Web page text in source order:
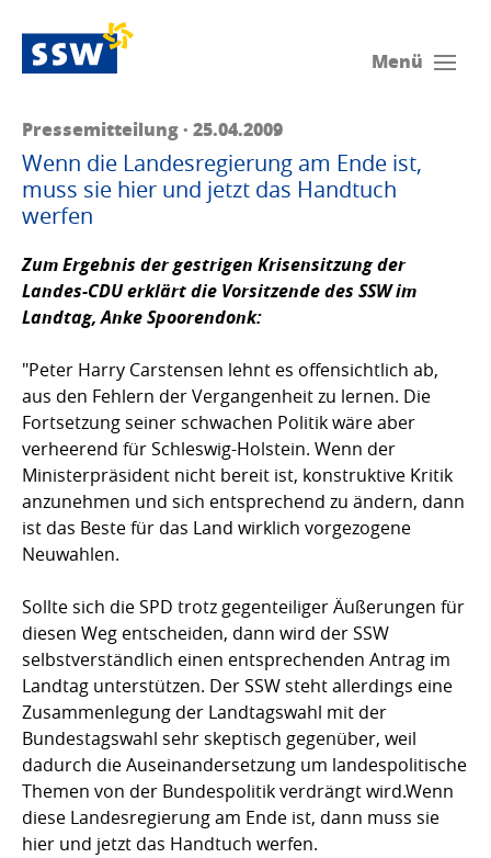
Menü
Pressemitteilung · 25.04.2009
Wenn die Landesregierung am Ende ist,
muss sie hier und jetzt das Handtuch
werfen
Zum Ergebnis der gestrigen Krisensitzung der
Landes-CDU erklärt die Vorsitzende des SSW im
Landtag,Anke Spoorendonk:
"Peter Harry Carstensen lehnt es offensichtlich ab,
aus den Fehlern der Vergangenheit zu lernen. Die
Fortsetzung seiner schwachen Politik wäre aber
verheerend für Schleswig-Holstein. Wenn der
Ministerpräsident nicht bereit ist, konstruktive Kritik
anzunehmen und sich entsprechend zu ändern, dann
ist das Beste für das Land wirklich vorgezogene
Neuwahlen.
Sollte sich die SPD trotz gegenteiliger Äußerungen für
diesen Weg entscheiden, dann wird der SSW
selbstverständlich einen entsprechenden Antrag im
Landtag unterstützen. Der SSW steht allerdings eine
Zusammenlegung der Landtagswahl mit der
Bundestagswahl sehr skeptisch gegenüber, weil
dadurch die Auseinandersetzung um landespolitische
Themen von der Bundespolitik verdrängt wird.Wenn
diese Landesregierung am Ende ist, dann muss sie
hier und jetzt das Handtuch werfen.